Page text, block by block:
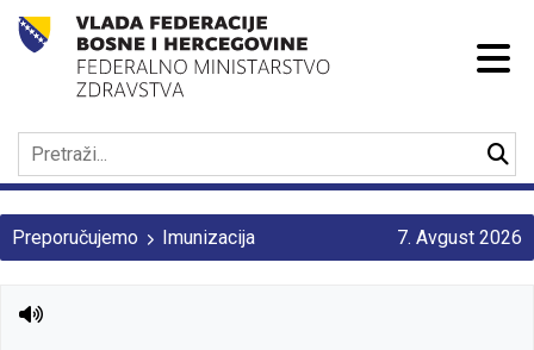
Preporučujemo Imunizacija 7. Avgust 2026